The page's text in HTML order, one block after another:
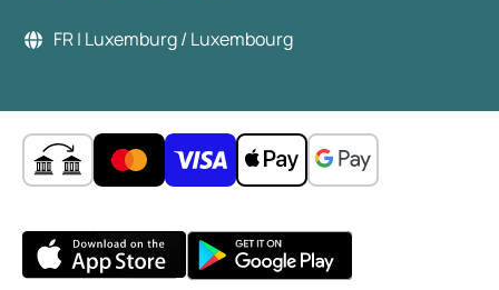
FR | Luxemburg / Luxembourg